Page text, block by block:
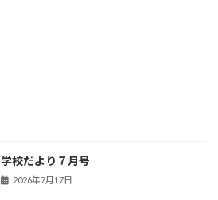
学校だより７月号
2026年7月17日